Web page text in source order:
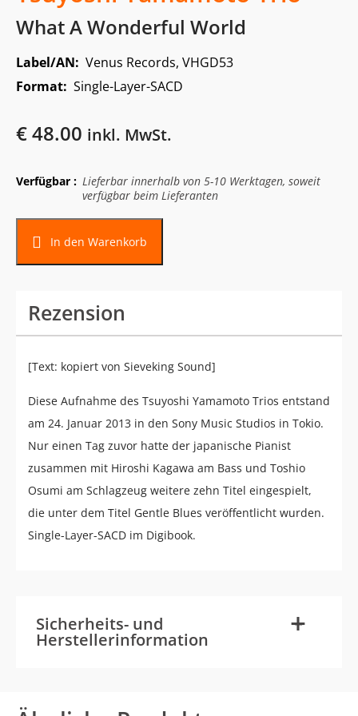
What A Wonderful World
Label/AN: Venus Records, VHGD53
Format: Single-Layer-SACD
€48.00 inkl. MwSt.
Verfügbar : Lieferbar innerhalb von 5-10 Werktagen, soweit
verfügbar beim Lieferanten
In den Warenkorb
Rezension
[Text: kopiert von Sieveking Sound]
Diese Aufnahme des Tsuyoshi Yamamoto Trios entstand
am 24. Januar 2013 in den Sony Music Studios in Tokio.
Nur einen Tag zuvor hatte der japanische Pianist
zusammen mit Hiroshi Kagawa am Bass und Toshio
Osumi am Schlagzeug weitere zehn Titel eingespielt,
die unter dem Titel Gentle Blues veröffentlicht wurden.
Single-Layer-SACD im Digibook.
Sicherheits- und
Herstellerinformation +
-